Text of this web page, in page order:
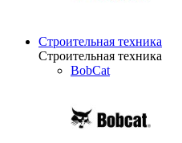
Строительная техника
Строительная техника
BobCat